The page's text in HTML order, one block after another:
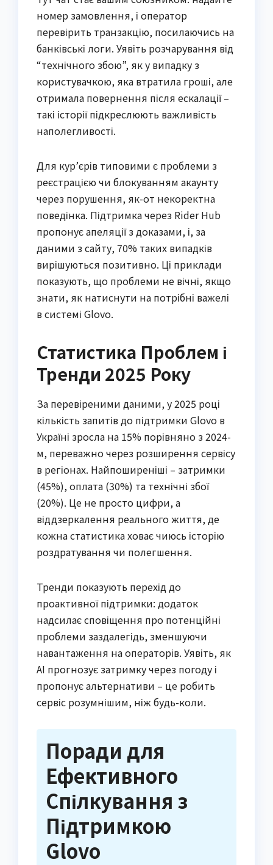
номер замовлення, і оператор
перевірить транзакцію, посилаючись на
банківські логи. Уявіть розчарування від
“технічного збою”, як у випадку з
користувачкою, яка втратила гроші, але
отримала повернення після ескалації –
такі історії підкреслюють важливість
наполегливості.
Для кур’єрів типовими є проблеми з
реєстрацією чи блокуванням акаунту
через порушення, як-от некоректна
поведінка. Підтримка через Rider Hub
пропонує апеляції з доказами, і, за
даними з сайту, 70% таких випадків
вирішуються позитивно. Ці приклади
показують, що проблеми не вічні, якщо
знати, як натиснути на потрібні важелі
в системі Glovo.
Статистика Проблем і
Тренди 2025 Року
За перевіреними даними, у 2025 році
кількість запитів до підтримки Glovo в
Україні зросла на 15% порівняно з 2024-
м, переважно через розширення сервісу
в регіонах. Найпоширеніші – затримки
(45%), оплата (30%) та технічні збої
(20%). Це не просто цифри, а
віддзеркалення реального життя, де
кожна статистика ховає чиюсь історію
роздратування чи полегшення.
Тренди показують перехід до
проактивної підтримки: додаток
надсилає сповіщення про потенційні
проблеми заздалегідь, зменшуючи
навантаження на операторів. Уявіть, як
AI прогнозує затримку через погоду і
пропонує альтернативи – це робить
сервіс розумнішим, ніж будь-коли.
Поради для
Ефективного
Спілкування з
Підтримкою
Glovo